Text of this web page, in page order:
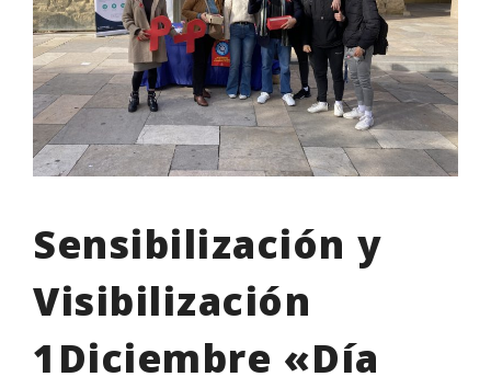
Sensibilización y
Visibilización
1Diciembre «Día